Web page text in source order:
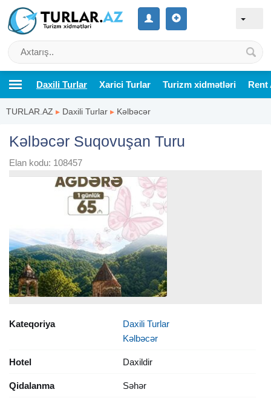
Daxili Turlar Xarici Turlar Turizm xidmətləri Rent
TURLAR.AZ ▸ Daxili Turlar ▸ Kəlbəcər
Kəlbəcər Suqovuşan Turu
Elan kodu: 108457
Kateqoriya
Daxili Turlar
Kəlbəcər
Hotel Daxildir
Qidalanma Səhər